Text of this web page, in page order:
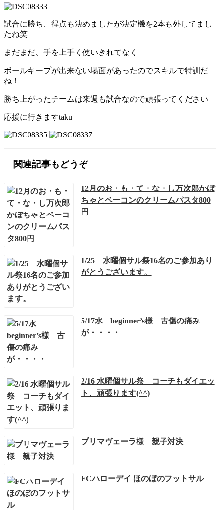
試合に勝ち、得点も決めましたが決定機を2本も外してまし
たね笑
まだまだ、手を上手く使いきれてなく
ボールキープが出来ない場面があったのでスキルで特訓だ
ね！
勝ち上がったチームは来週も試合なので頑張ってください
応援に行きますtaku
関連記事もどうぞ
12月のお・も・て・な・し万次郎かぼ
ちゃとベーコンのクリームパスタ800
円
1/25 水曜個サル祭16名のご参加あり
がとうございます。
5/17水 beginner’s様 古傷の痛み
が・・・・
2/16 水曜個サル祭 コーチもダイエッ
ト、頑張ります(^^)
プリマヴェーラ様 親子対決
FCハローデイ ほのぼのフットサル